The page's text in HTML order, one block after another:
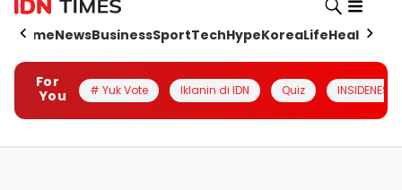
HomeNewsBusinessSportTechHypeKoreaLifeHealth
For
You
# Yuk Vote Iklanin di IDN Quiz INSIDENESIA